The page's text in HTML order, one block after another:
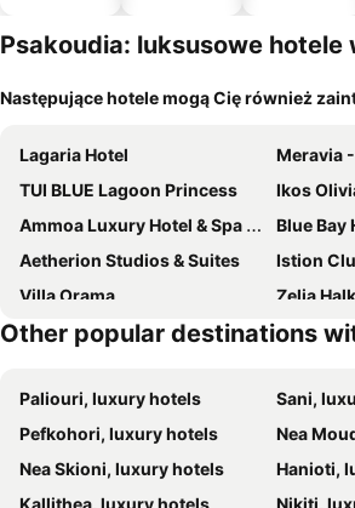
m
Psakoudia: luksusowe hotele
Następujące hotele mogą Cię również
Lagaria Hotel
Meravia -
TUI BLUE Lagoon Princess
Ikos
Ammoa Luxury Hotel & Spa Resort
Blue Bay
Aetherion Studios & Suites
Istion
Villa Orama
Zelia
Oliva Suites
Achtis
Krotiri Resort
Filippos
Villa Hrisavgi
Amantes
Other popular destinations
Paliouri, luxury hotels
Sani,
Pefkohori, luxury hotels
Nea
Nea Skioni, luxury hotels
Hanioti,
Kallithea, luxury hotels
Nikiti,